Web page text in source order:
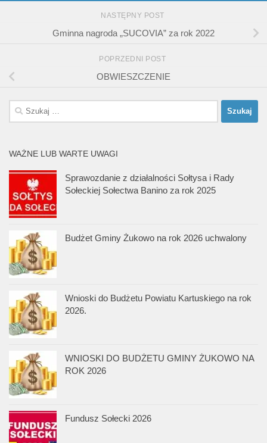
NASTĘPNY POST
Gminna nagroda „SUCOVIA” za rok 2022
POPRZEDNI POST
OBWIESZCZENIE
Szukaj:
WAŻNE LUB WARTE UWAGI
Sprawozdanie z działalności Sołtysa i Rady
Sołeckiej Sołectwa Banino za rok 2025
Budżet Gminy Żukowo na rok 2026 uchwalony
Wnioski do Budżetu Powiatu Kartuskiego na rok
2026.
WNIOSKI DO BUDŻETU GMINY ŻUKOWO NA
ROK 2026
Fundusz Sołecki 2026